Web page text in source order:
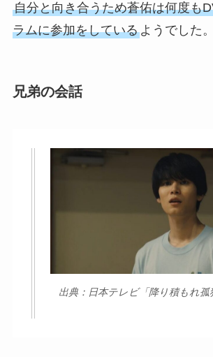
自分と向き合うため蒼佑は何度も
ラムに参加をしているようでした。
兄弟の会話
出典：日本テレビ「降り積もれ孤